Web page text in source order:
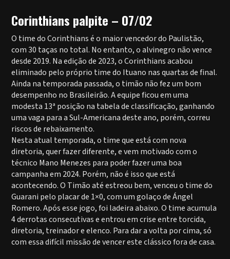
Corinthians palpite – 07/02
O time do Corinthians é o maior vencedor do Paulistão,
com 30 taças no total. No entanto, o alvinegro não vence
desde 2019. Na edição de 2023, o Corinthians acabou
eliminado pelo próprio time do Ituano nas quartas de final.
Ainda na temporada passada, o timão não fez um bom
desempenho no Brasileirão. A equipe ficou em uma
modesta 13ª posição na tabela de classificação, ganhando
uma vaga para a Sul-Americana deste ano, porém, correu
riscos de rebaixamento.
Nesta atual temporada, o time que está com nova
diretoria, quer fazer diferente, e vem motivado com o
técnico Mano Menezes para poder fazer uma boa
campanha em 2024. Porém, não é isso que está
acontecendo. O Timão até estreou bem, venceu o time do
Guarani pelo placar de 1×0, com um golaço de Ángel
Romero. Após esse jogo, foi ladeira abaixo. O time acumula
4 derrotas consecutivas e entrou em crise entre torcida,
diretoria, treinador e elenco. Para dar a volta por cima, só
com essa difícil missão de vencer este clássico fora de casa.